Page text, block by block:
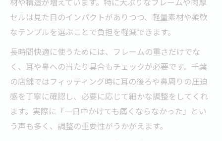
セルは見た目のインパクトがありつつ、軽量素材や柔軟
なテンプルを選ぶことで負担を軽減できます。
長時間快適に使うためには、フレームの重さだけでな
く、耳や鼻への当たり具合もチェックが必要です。千葉
の店舗ではフィッティング時に耳の後ろや鼻周りの圧迫
感を丁寧に確認し、必要に応じて細かな調整をしてくれ
ます。実際に「一日中かけても痛くならなかった」とい
う声も多く、調整の重要性がうかがえます。